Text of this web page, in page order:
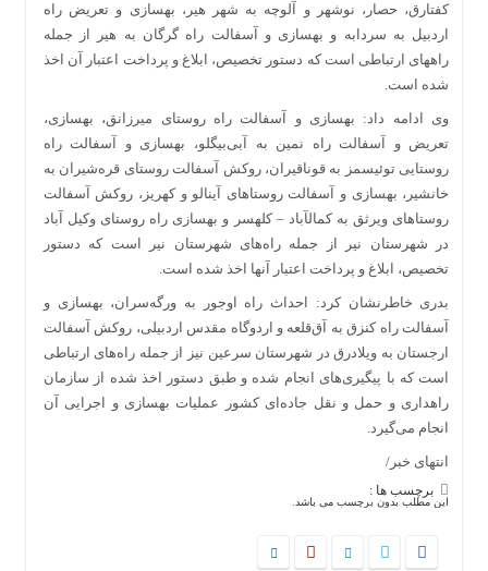
کفتارق، حصار، نوشهر و آلوچه به شهر هیر، بهسازی و تعریض راه
اردبیل به سردابه و بهسازی و آسفالت راه گرگان به هیر از جمله
راه‎های ارتباطی است که دستور تخصیص، ابلاغ و پرداخت اعتبار آن اخذ
شده است.
وی ادامه داد: بهسازی و آسفالت راه روستای میرزانق، بهسازی،
تعریض و آسفالت راه نمین به آبی‌بیگلو، بهسازی و آسفالت راه
روستایی توئیسمز به قوناقیران، روکش آسفالت روستای قره‌شیران به
خانشیر، بهسازی و آسفالت روستاهای آینالو و کهریز، روکش آسفالت
روستاهای ویرثق به کمال‎آباد – کلهسر و بهسازی راه روستای وکیل آباد
در شهرستان نیر از جمله راه‌های شهرستان نیر است که دستور
تخصیص، ابلاغ و پرداخت اعتبار آنها اخذ شده است.
بدری خاطرنشان کرد: احداث راه اوجور به ورگه‌سران، بهسازی و
آسفالت راه کنزق به آق‌قلعه و اردوگاه مقدس اردبیلی، روکش آسفالت
ارجستان به ویلادرق در شهرستان سرعین نیز از جمله راه‌های ارتباطی
است که با پیگیری‌های انجام شده و طبق دستور اخذ شده از سازمان
راهداری و حمل و نقل جاده‌ای کشور عملیات بهسازی و اجرایی آن
انجام می‌گیرد.
انتهای خبر/
برچسب ها :
این مطلب بدون برچسب می باشد.